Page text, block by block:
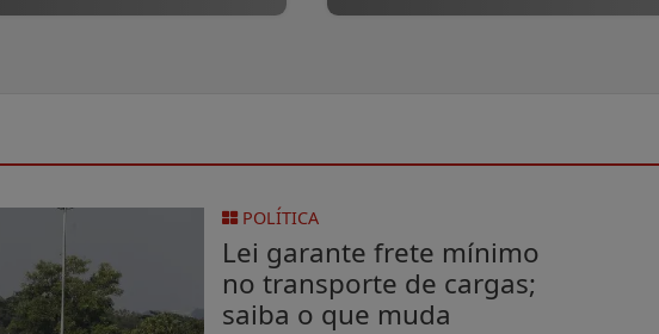
POLÍTICA
Lei garante frete mínimo
no transporte de cargas;
saiba o que muda